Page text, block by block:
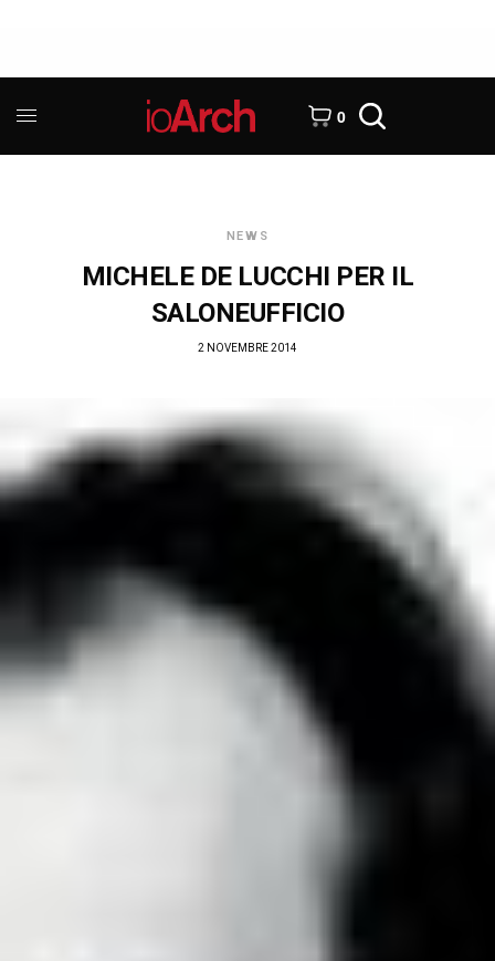
0
NEWS
MICHELE DE LUCCHI PER IL
SALONEUFFICIO
2 NOVEMBRE 2014